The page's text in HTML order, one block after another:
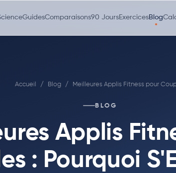
GuidesComparaisons90 JoursExercicesBlog
Accueil / Blog / Meilleures Applis Fitness pour
BLOG
Applis
: Pourquoi